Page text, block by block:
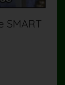
SMART